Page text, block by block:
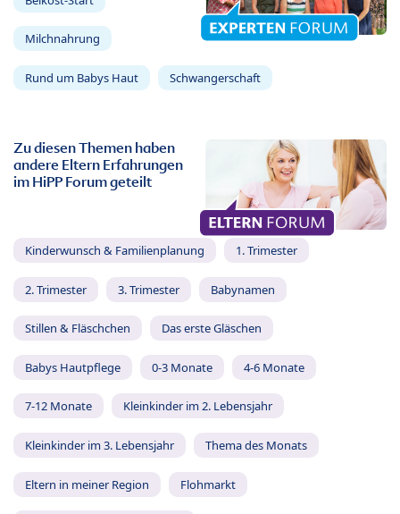
Milchnahrung
Rund um Babys Haut Schwangerschaft
Zu diesen Themen haben
andere Eltern Erfahrungen
im HiPP Forum geteilt
Kinderwunsch & Familienplanung 1. Trimester
2. Trimester 3. Trimester Babynamen
Stillen & Fläschchen Das erste Gläschen
Babys Hautpflege 0-3 Monate 4-6 Monate
7-12 Monate Kleinkinder im 2. Lebensjahr
Kleinkinder im 3. Lebensjahr Thema des Monats
Eltern in meiner Region Flohmarkt